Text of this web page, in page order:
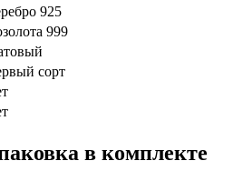
925
999
сорт
в комплекте